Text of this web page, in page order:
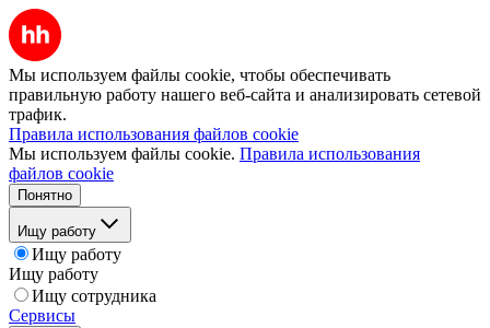
Мы используем файлы cookie, чтобы обеспечивать
правильную работу нашего веб-сайта и анализировать сетевой
трафик.
Правила использования файлов cookie
Мы используем файлы cookie. Правила использования
файлов cookie
Понятно
Ищу работу
Ищу работу
Ищу работу
Ищу сотрудника
Сервисы